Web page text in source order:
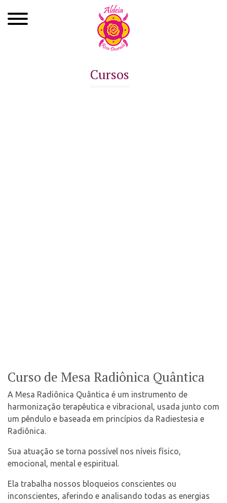
Cursos
Curso de Mesa Radiônica Quântica
A Mesa Radiônica Quântica é um instrumento de
harmonização terapêutica e vibracional, usada junto com
um pêndulo e baseada em princípios da Radiestesia e
Radiônica.
Sua atuação se torna possível nos níveis físico,
emocional, mental e espiritual.
Ela trabalha nossos bloqueios conscientes ou
inconscientes, aferindo e analisando todas as energias